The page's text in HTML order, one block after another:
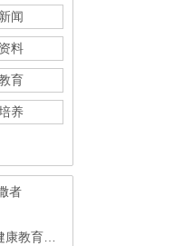
闻
料
育
养
者
》的文